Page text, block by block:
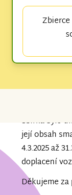
Sbírka bylo
její obsah
4.3.2025 až
doplacení
Děkujeme